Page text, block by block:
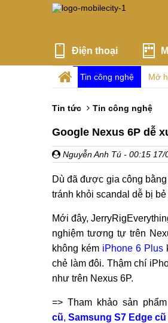
Điện thoại
Tin công nghệ Mở
Tin tức Tin công nghệ
Google Nexus 6P dễ
Nguyễn Anh Tú - 00:15 17/
Dù đã được gia công
tránh khỏi scandal dễ bị
Mới đây,
nghiệm tương tự trên
không kém iPhone 6 Plus
chẻ làm đôi. Thậm chí
như trên Nexus 6P.
=> Tham khảo sản
cũ, Samsung S7 Edge cũ